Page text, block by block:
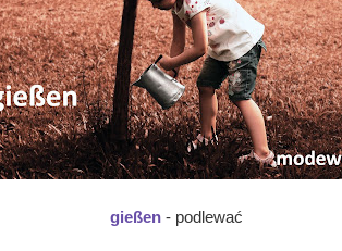
gießen - podlewać